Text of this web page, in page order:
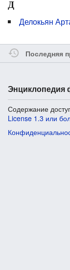
Д
Делокьян
Последняя
Энциклопедия
Содержание
License 1.3 или